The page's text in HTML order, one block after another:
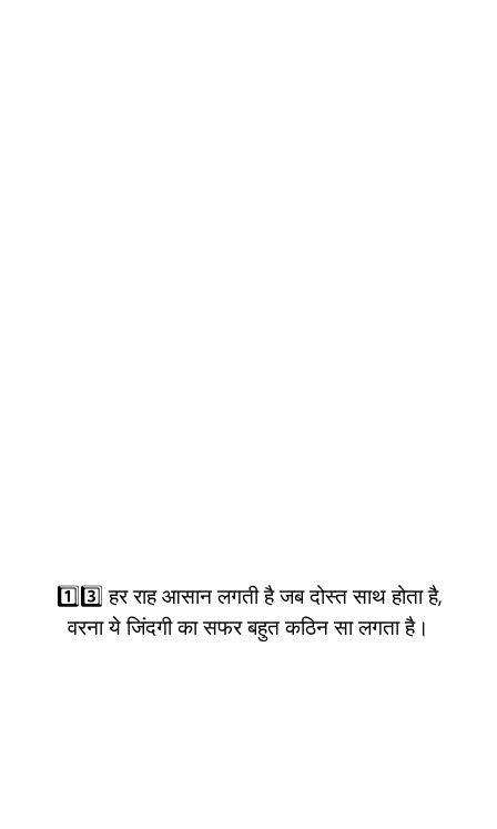
1️⃣3️⃣ हर राह आसान लगती है जब दोस्त साथ होता है,
वरना ये जिंदगी का सफर बहुत कठिन सा लगता है।